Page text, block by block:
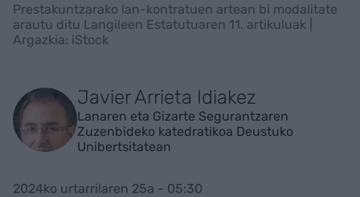
Prestakuntzarako lan-kontratuen artean bi modalitate
arautu ditu Langileen Estatutuaren 11. artikuluak |
Argazkia: iStock
Javier Arrieta Idiakez
Lanaren eta Gizarte Segurantzaren
Zuzenbideko katedratikoa Deustuko
Unibertsitatean
2024ko urtarrilaren 25a - 05:30